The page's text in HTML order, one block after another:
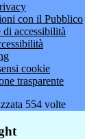
con il Pubblico
accessibilità
cookie
trasparente
554 volte